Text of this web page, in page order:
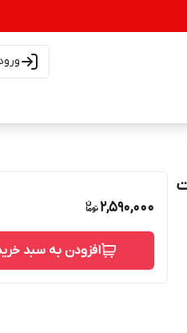
سوکت
2,590,000
افزودن به سبد